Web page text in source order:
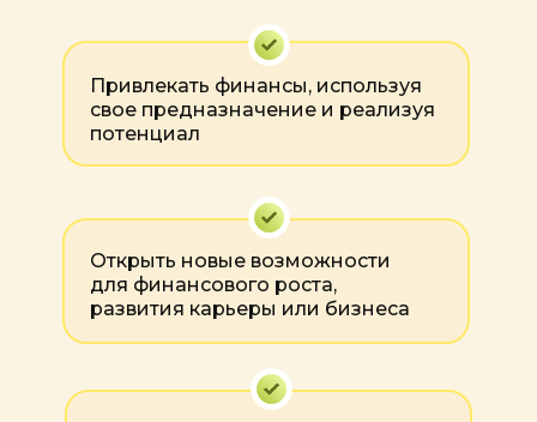
Привлекать финансы, используя
свое предназначение и реализуя
потенциал
Открыть новые возможности
для финансового роста,
развития карьеры или бизнеса